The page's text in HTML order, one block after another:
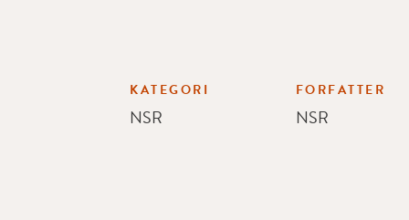
KATEGORI
NSR
FORFATTER
NSR